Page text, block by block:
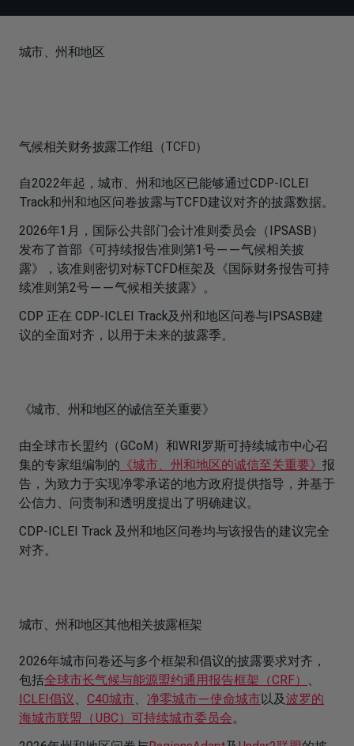
城市、州和地区
气候相关财务披露工作组（TCFD）
自2022年起，城市、州和地区已能够通过CDP-ICLEI
Track和州和地区问卷披露与TCFD建议对齐的披露数据。
2026年1月，国际公共部门会计准则委员会（IPSASB）
发布了首部《可持续报告准则第1号——气候相关披
露》，该准则密切对标TCFD框架及《国际财务报告可持
续准则第2号——气候相关披露》。
CDP 正在 CDP-ICLEI Track及州和地区问卷与IPSASB建
议的全面对齐，以用于未来的披露季。
《城市、州和地区的诚信至关重要》
由全球市长盟约（GCoM）和WRI罗斯可持续城市中心召
集的专家组编制的 《城市、州和地区的诚信至关重要》 报
告，为致力于实现净零承诺的地方政府提供指导，并基于
公信力、问责制和透明度提出了明确建议。
CDP-ICLEI Track 及州和地区问卷均与该报告的建议完全
对齐。
城市、州和地区其他相关披露框架
2026年城市问卷还与多个框架和倡议的披露要求对齐，
包括全球市长气候与能源盟约通用报告框架（CRF）
、
ICLEI倡议 、 C40城市、 净零城市—使命城市以及波罗的
海城市联盟（UBC）可持续城市委员会。